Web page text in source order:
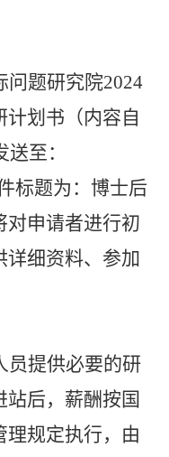
问题研究院2024
计划书（内容自
送至：
标题为：博士后
对申请者进行初
详细资料、参加
员提供必要的研
站后，薪酬按国
理规定执行， 由